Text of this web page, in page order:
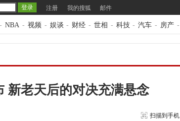
注册 我的搜狐 邮件
- NBA - 视频 - 娱谈 - 财经 - 世相 - 科技 - 汽车 - 房产 -
新老天后的对决充满悬念
扫描到手机